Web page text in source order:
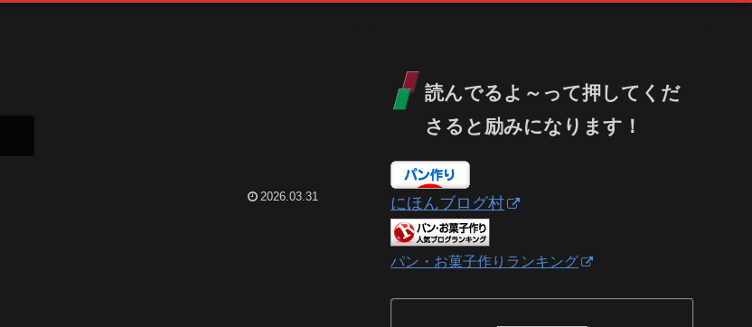
2026.03.31
読んでるよ～って押してくだ
さると励みになります！
にほんブログ村
パン・お菓子作りランキング